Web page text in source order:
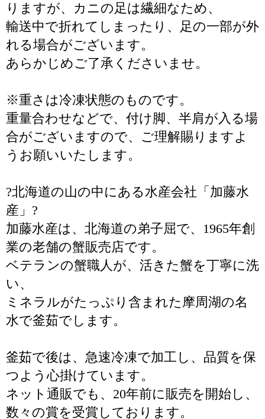
りますが、カニの足は繊細なため、
輸送中で折れてしまったり、足の一部が外
れる場合がございます。
あらかじめご了承くださいませ。
※重さは冷凍状態のものです。
重量合わせなどで、付け脚、半肩が入る場
合がございますので、ご理解賜りますよ
うお願いいたします。
?北海道の山の中にある水産会社「加藤水
産」?
加藤水産は、北海道の弟子屈で、1965年創
業の老舗の蟹販売店です。
ベテランの蟹職人が、活きた蟹を丁寧に洗
い、
ミネラルがたっぷり含まれた摩周湖の名
水で釜茹でします。
釜茹で後は、急速冷凍で加工し、品質を保
つよう心掛けています。
ネット通販でも、20年前に販売を開始し、
数々の賞を受賞しております。